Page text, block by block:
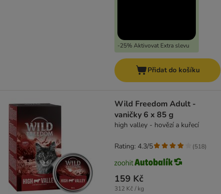
-25% Aktivovat Extra slevu
Přidat do košíku
Wild Freedom Adult -
vaničky 6 x 85 g
high valley - hovězí a kuřecí
159 Kč
312 Kč / kg
Rating: 4.3/5 (518)